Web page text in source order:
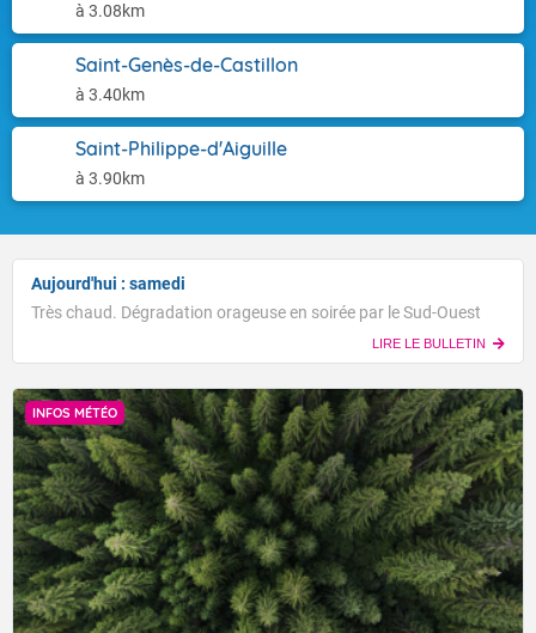
à 3.08km
Saint-Genès-de-Castillon
à 3.40km
Saint-Philippe-d'Aiguille
à 3.90km
Aujourd'hui : samedi
Très chaud. Dégradation orageuse en soirée par le Sud-Ouest
LIRE LE BULLETIN
INFOS MÉTÉO